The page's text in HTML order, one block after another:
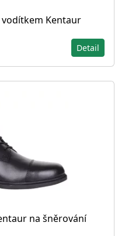
vodítkem Kentaur
Detail
na šněrování